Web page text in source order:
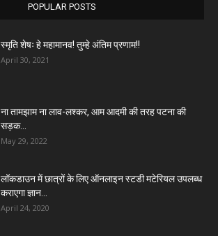
POPULAR POSTS
स्मृति शेषः हे महामानव! तुम्हे अंतिम प्रणाम!!
April 30, 2021
ना तामझाम ना लाव-लश्कर, आम आदमी की तरह पटना की
सड़क...
May 29, 2022
लॉकडाउन में छात्रों के लिए ऑनलाइन स्टडी मटेरियल उपलब्ध
कराएगा ज्ञान...
April 24, 2020